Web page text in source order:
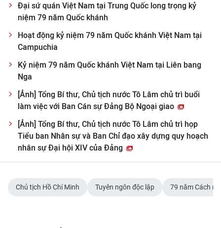
Đại sứ quán Việt Nam tại Trung Quốc long trọng kỷ
niệm 79 năm Quốc khánh
Hoạt động kỷ niệm 79 năm Quốc khánh Việt Nam tại
Campuchia
Kỷ niệm 79 năm Quốc khánh Việt Nam tại Liên bang
Nga
[Ảnh] Tổng Bí thư, Chủ tịch nước Tô Lâm chủ trì buổi
làm việc với Ban Cán sự Đảng Bộ Ngoại giao
[Ảnh] Tổng Bí thư, Chủ tịch nước Tô Lâm chủ trì họp
Tiểu ban Nhân sự và Ban Chỉ đạo xây dựng quy hoạch
nhân sự Đại hội XIV của Đảng
Chủ tịch Hồ Chí Minh Tuyên ngôn độc lập 79 năm Cách